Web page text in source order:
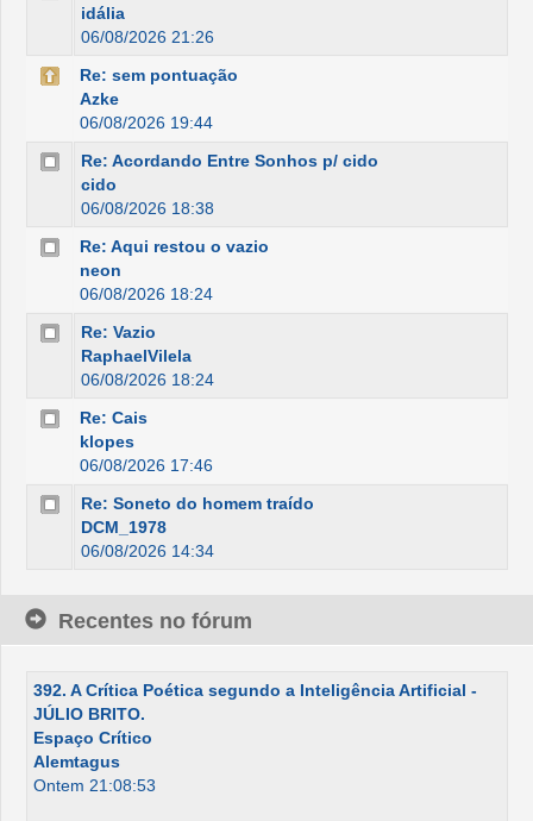
idália
06/08/2026 21:26
Re: sem pontuação
Azke
06/08/2026 19:44
Re: Acordando Entre Sonhos p/ cido
cido
06/08/2026 18:38
Re: Aqui restou o vazio
neon
06/08/2026 18:24
Re: Vazio
RaphaelVilela
06/08/2026 18:24
Re: Cais
klopes
06/08/2026 17:46
Re: Soneto do homem traído
DCM_1978
06/08/2026 14:34
Recentes no fórum
392. A Crítica Poética segundo a Inteligência Artificial -
JÚLIO BRITO.
Espaço Crítico
Alemtagus
Ontem 21:08:53